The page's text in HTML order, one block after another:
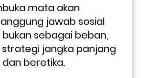
mata akan
jawab sosial
sebagai beban,
jangka panjang
beretika.